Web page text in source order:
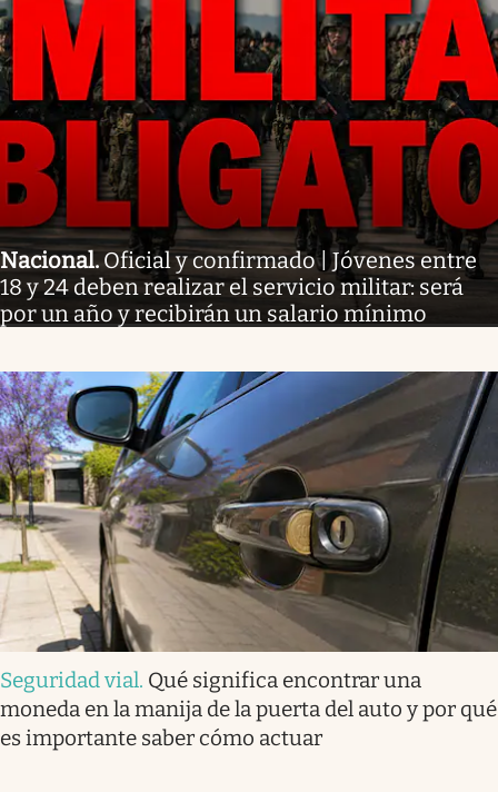
Nacional. Oficial y confirmado | Jóvenes entre
18 y 24 deben realizar el servicio militar: será
por un año y recibirán un salario mínimo
Seguridad vial. Qué significa encontrar una
moneda en la manija de la puerta del auto y por qué
es importante saber cómo actuar